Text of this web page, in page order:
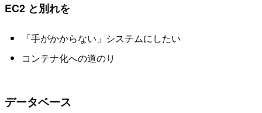
EC2 と別れを
「手がかからない」システムにしたい
コンテナ化への道のり
データベース